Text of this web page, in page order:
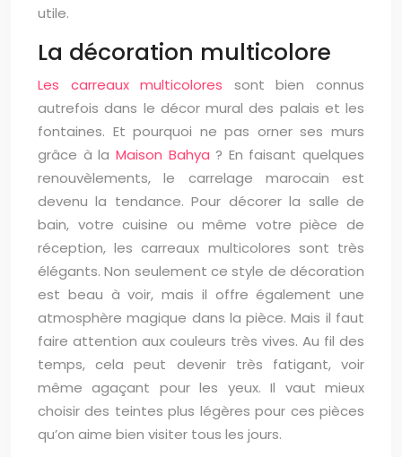
utile.
La décoration multicolore
Les carreaux multicolores sont bien connus
autrefois dans le décor mural des palais et les
fontaines. Et pourquoi ne pas orner ses murs
grâce à la Maison Bahya ? En faisant quelques
renouvèlements, le carrelage marocain est
devenu la tendance. Pour décorer la salle de
bain, votre cuisine ou même votre pièce de
réception, les carreaux multicolores sont très
élégants. Non seulement ce style de décoration
est beau à voir, mais il offre également une
atmosphère magique dans la pièce. Mais il faut
faire attention aux couleurs très vives. Au fil des
temps, cela peut devenir très fatigant, voir
même agaçant pour les yeux. Il vaut mieux
choisir des teintes plus légères pour ces pièces
qu’on aime bien visiter tous les jours.